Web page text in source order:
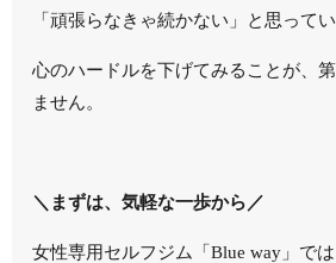
「頑張らなきゃ続かない」と思ってい
心のハードルを下げてみること が、
ません。
＼まずは、気軽な一歩から／
女性専用セルフジム「Blue way」では